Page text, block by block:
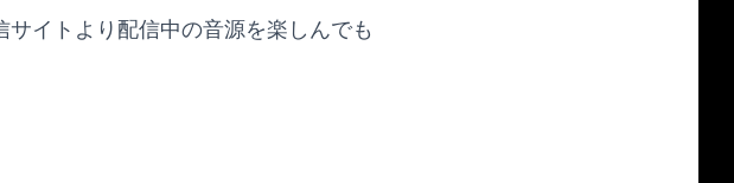
イトより配信中の音源を楽しんでも